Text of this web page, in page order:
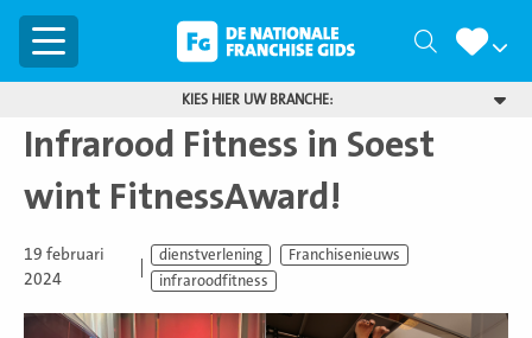
Menu Zoeken
KIES HIER UW BRANCHE:
Infrarood Fitness in Soest
wint FitnessAward!
19 februari
2024
dienstverlening
Franchisenieuws
infraroodfitness